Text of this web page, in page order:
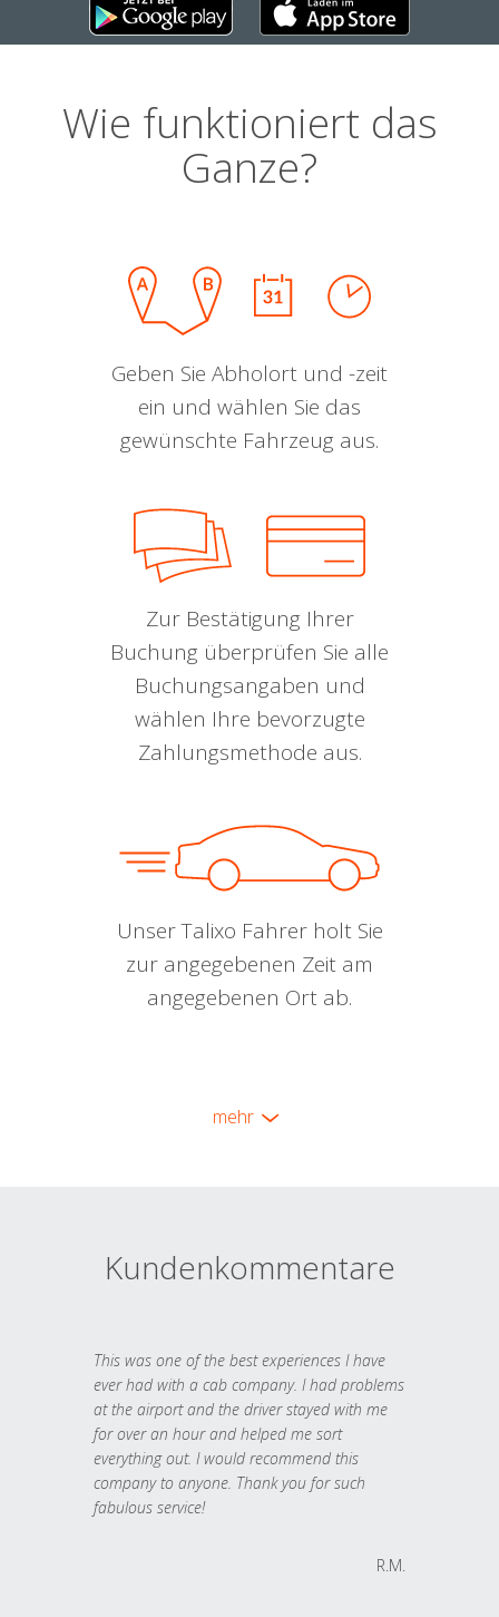
Wie funktioniert das
Ganze?
Geben Sie Abholort und -zeit
ein und wählen Sie das
gewünschte Fahrzeug aus.
Zur Bestätigung Ihrer
Buchung überprüfen Sie alle
Buchungsangaben und
wählen Ihre bevorzugte
Zahlungsmethode aus.
Unser Talixo Fahrer holt Sie
zur angegebenen Zeit am
angegebenen Ort ab.
mehr
Kundenkommentare
This was one of the best experiences I have
ever had with a cab company. I had problems
at the airport and the driver stayed with me
for over an hour and helped me sort
everything out. I would recommend this
company to anyone. Thank you for such
fabulous service!
R.M.